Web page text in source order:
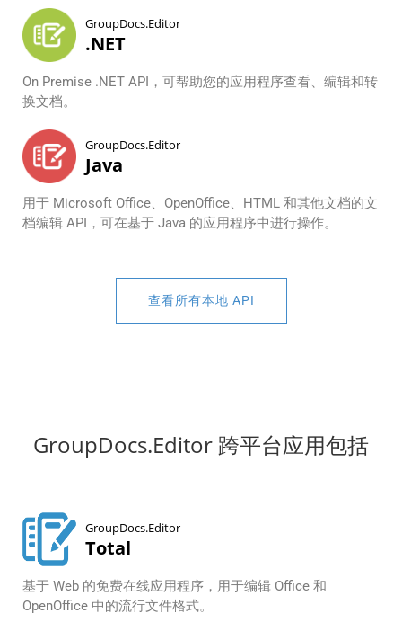
GroupDocs.Editor
.NET
On Premise .NET API，可帮助您的应用程序查看、编辑和转
换文档。
GroupDocs.Editor
Java
用于 Microsoft Office、OpenOffice、HTML 和其他文档的文
档编辑 API，可在基于 Java 的应用程序中进行操作。
查看所有本地 API
GroupDocs.Editor 跨平台应用包括
GroupDocs.Editor
Total
基于 Web 的免费在线应用程序，用于编辑 Office 和
OpenOffice 中的流行文件格式。